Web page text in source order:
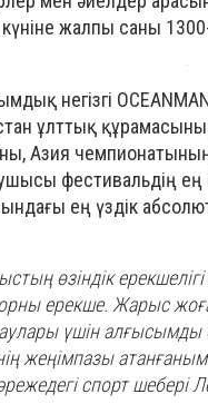
жалпы саны
негізгі
ұлттық
Азия
фестивальдің
ең үздік
өзіндік
орны ерекше. Жарыс
үшін алғысымды
жеңімпазы
спорт шебері